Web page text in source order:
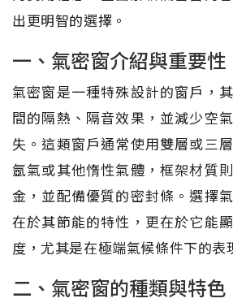
出更明智的選擇。
一、氣密窗介紹與重要性
氣密窗是一種特殊設計的窗戶，
間的隔熱、隔音效果，並減少空
失。這類窗戶通常使用雙層或三
氬氣或其他惰性氣體，框架材質
金，並配備優質的密封條。選擇
在於其節能的特性，更在於它能
度，尤其是在極端氣候條件下的表
二、氣密窗的種類與特色